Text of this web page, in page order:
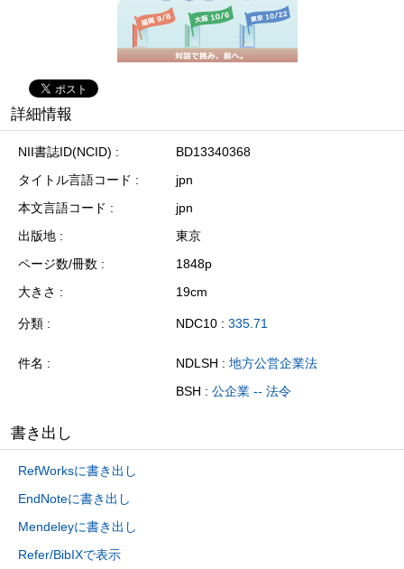
詳細情報
NII書誌ID(NCID)
BD13340368
タイトル言語コード
jpn
本文言語コード
jpn
出版地
東京
ページ数/冊数
1848p
大きさ
19cm
分類 NDC10 : 335.71
件名 NDLSH : 地方公営企業法
BSH : 公企業 -- 法令
書き出し
RefWorksに書き出し
EndNoteに書き出し
Mendeleyに書き出し
Refer/BibIXで表示